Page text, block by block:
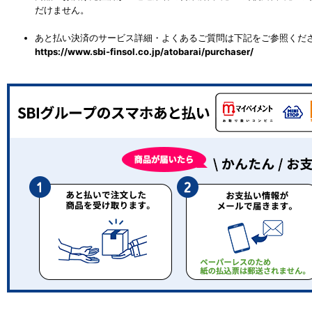
だけません。
あと払い決済のサービス詳細・よくあるご質問は下記をご参照くだ
https://www.sbi-finsol.co.jp/atobarai/purchaser/